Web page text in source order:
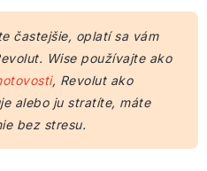
častejšie, oplatí sa vám
Wise používajte ako
, Revolut ako
alebo ju stratíte, máte
bez stresu.